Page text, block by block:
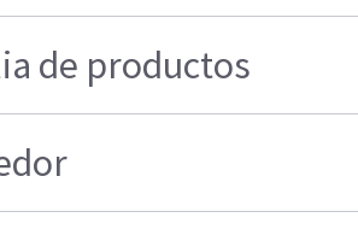
de productos